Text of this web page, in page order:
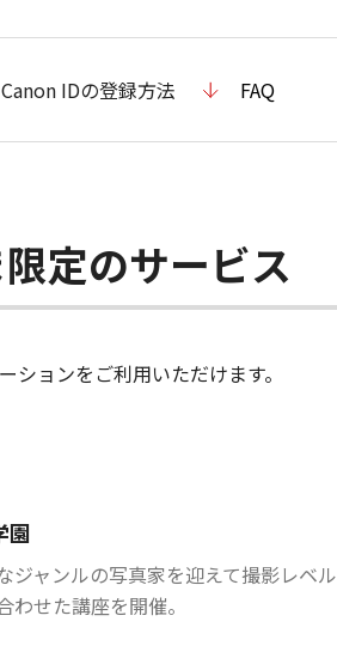
Canon IDの登録方法 FAQ
定のサービス
ションをご利用いただけます。
園
ジャンルの写真家を迎えて撮影レベル
わせた講座を開催。